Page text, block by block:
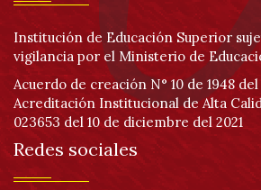
Institución de Educación Superior
vigilancia por el Ministerio de
Acuerdo de creación N° 10 de 1948
Acreditación Institucional de Alta
023653 del 10 de diciembre del 2021
Redes sociales